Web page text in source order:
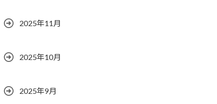
2025年11月
2025年10月
2025年9月